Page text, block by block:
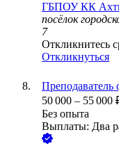
ГБПОУ КК
посёлок
7
Откликнитесь
Откликнуться
Преподаватель
50 000 – 55 000
Без опыта
Выплаты: Два